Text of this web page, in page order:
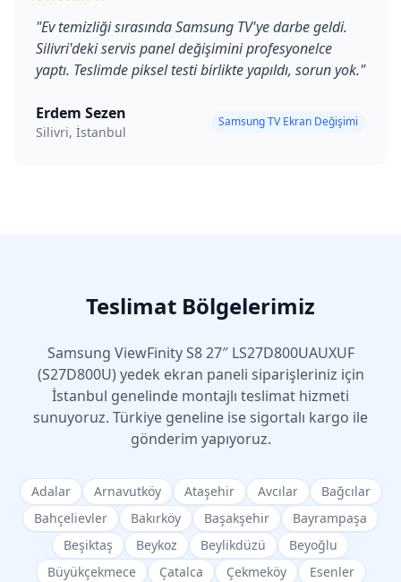
"Ev temizliği sırasında Samsung TV'ye darbe geldi.
Silivri'deki servis panel değişimini profesyonelce
yaptı. Teslimde piksel testi birlikte yapıldı, sorun yok."
Erdem Sezen
Silivri, İstanbul
Samsung TV Ekran Değişimi
Teslimat Bölgelerimiz
Samsung ViewFinity S8 27″ LS27D800UAUXUF
(S27D800U) yedek ekran paneli siparişleriniz için
İstanbul genelinde montajlı teslimat hizmeti
sunuyoruz. Türkiye geneline ise sigortalı kargo ile
gönderim yapıyoruz.
Adalar Arnavutköy Ataşehir Avcılar
Bağcılar
Bahçelievler
Bakırköy Başakşehir
Bayrampaşa
Beşiktaş
Beykoz Beylikdüzü
Beyoğlu
Büyükçekmece
Çatalca Çekmeköy
Esenler